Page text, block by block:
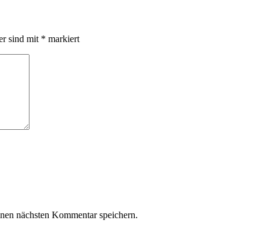
sind mit * markiert
nächsten Kommentar speichern.